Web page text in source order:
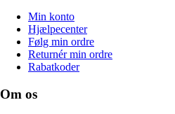
Min konto
Hjælpecenter
Følg min ordre
Returnér min ordre
Rabatkoder
Om os